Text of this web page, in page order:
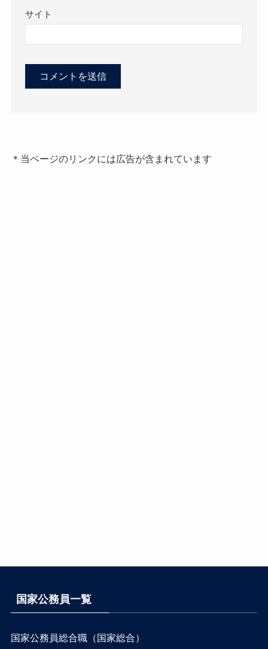
サイト
＊当ページのリンクには広告が含まれています
国家公務員一覧
国家公務員総合職（国家総合）